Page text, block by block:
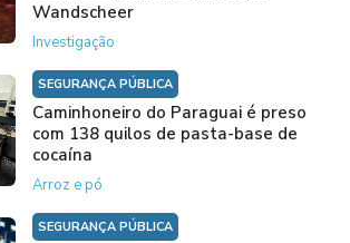
Wandscheer
Investigação
SEGURANÇA PÚBLICA
Caminhoneiro do Paraguai é preso
com 138 quilos de pasta-base de
cocaína
Arroz e pó
SEGURANÇA PÚBLICA